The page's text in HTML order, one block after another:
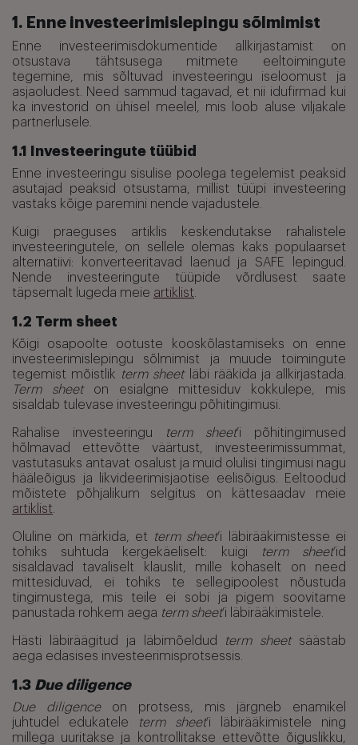
1. Enne investeerimislepingu sõlmimist
Enne investeerimisdokumentide allkirjastamist on
otsustava tähtsusega mitmete eeltoimingute
tegemine, mis sõltuvad investeeringu iseloomust ja
asjaoludest. Need sammud tagavad, et nii idufirmad kui
ka investorid on ühisel meelel, mis loob aluse viljakale
partnerlusele.
1.1 Investeeringute tüübid
Enne investeeringu sisulise poolega tegelemist peaksid
asutajad peaksid otsustama, millist tüüpi investeering
vastaks kõige paremini nende vajadustele.
Kuigi praeguses artiklis keskendutakse rahalistele
investeeringutele, on sellele olemas kaks populaarset
alternatiivi: konverteeritavad laenud ja SAFE lepingud.
Nende investeeringute tüüpide võrdlusest saate
täpsemalt lugeda meie artiklist
1.2 Term sheet
Kõigi osapoolte ootuste kooskõlastamiseks on enne
investeerimislepingu sõlmimist ja muude toimingute
tegemist mõistlik term sheetläbi rääkida ja allkirjastada.
Term sheeton esialgne mittesiduv kokkulepe, mis
sisaldab tulevase investeeringu põhitingimusi.
Rahalise investeeringu term sheet’i põhitingimused
hõlmavad ettevõtte väärtust, investeerimissummat,
vastutasuks antavat osalust ja muid olulisi tingimusi nagu
hääleõigus ja likvideerimisjaotise eelisõigus. Eeltoodud
mõistete põhjalikum selgitus on kättesaadav meie
artiklist
Oluline on märkida, et term sheet’i läbirääkimistesse ei
tohiks suhtuda kergekäeliselt: kuigi
term sheet’id
sisaldavad tavaliselt klauslit, mille kohaselt on need
mittesiduvad, ei tohiks te sellegipoolest nõustuda
tingimustega, mis teile ei sobi ja pigem soovitame
panustada rohkem aega term sheet’i läbirääkimistele.
Hästi läbiräägitud ja läbimõeldud term sheetsäästab
aega edasises investeerimisprotsessis.
1.3 Due diligence
Due diligenceon protsess, mis järgneb enamikel
juhtudel edukatele
term sheet’i läbirääkimistele ning
millega uuritakse ja kontrollitakse ettevõtte õiguslikku,